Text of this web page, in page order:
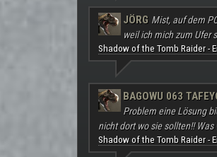
JÖRG Mist, auf dem
weil ich mich zum Ufer
Shadow of the Tomb Raider -
BAGOWU 063
Problem eine Lösung
nicht dort wo sie sollten!!
Shadow of the Tomb Raider -